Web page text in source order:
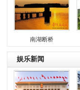
南湖断桥
娱乐新闻